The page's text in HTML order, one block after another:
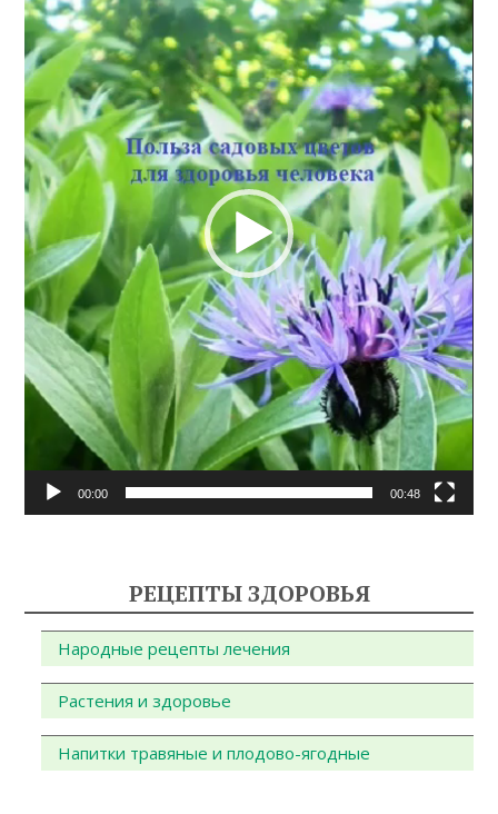
00:00 00:48
РЕЦЕПТЫ ЗДОРОВЬЯ
Народные рецепты лечения
Растения и здоровье
Напитки травяные и плодово-ягодные